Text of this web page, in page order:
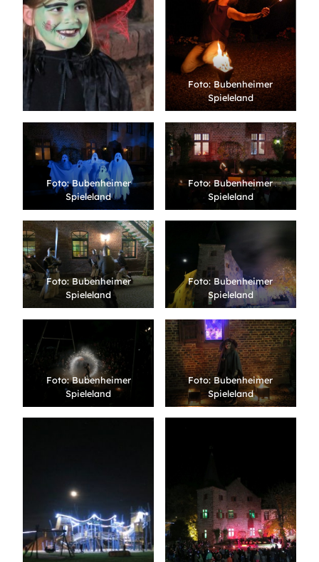
Foto: Bubenheimer
Spieleland
Foto: Bubenheimer
Spieleland
Foto: Bubenheimer
Spieleland
Foto: Bubenheimer
Spieleland
Foto: Bubenheimer
Spieleland
Foto: Bubenheimer
Spieleland
Foto: Bubenheimer
Spieleland